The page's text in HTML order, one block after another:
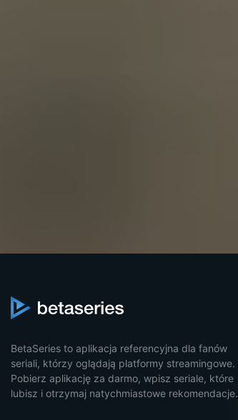
BetaSeries to aplikacja referencyjna dla fanów
seriali, którzy oglądają platformy streamingowe.
Pobierz aplikację za darmo, wpisz seriale, które
lubisz i otrzymaj natychmiastowe rekomendacje.